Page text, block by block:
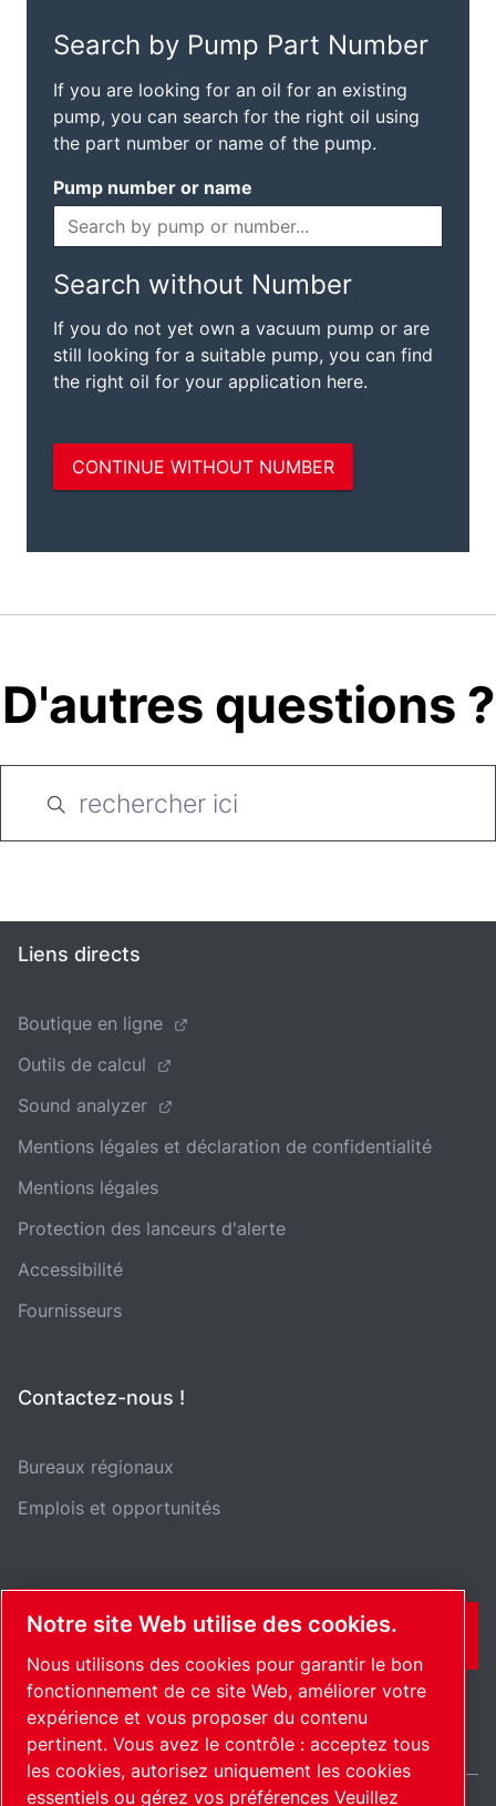
D'autres questions ?
Liens directs
Boutique en ligne
Outils de calcul
Sound analyzer
Mentions légales et déclaration de confidentialité
Mentions légales
Protection des lanceurs d'alerte
Accessibilité
Fournisseurs
Contactez-nous !
Bureaux régionaux
Emplois et opportunités
CONTACT
Notre site Web utilise des cookies.
Nous utilisons des cookies pour garantir le bon
fonctionnement de ce site Web, améliorer votre
expérience et vous proposer du contenu
pertinent. Vous avez le contrôle : acceptez tous
les cookies, autorisez uniquement les cookies
essentiels ou gérez vos préférences Veuillez